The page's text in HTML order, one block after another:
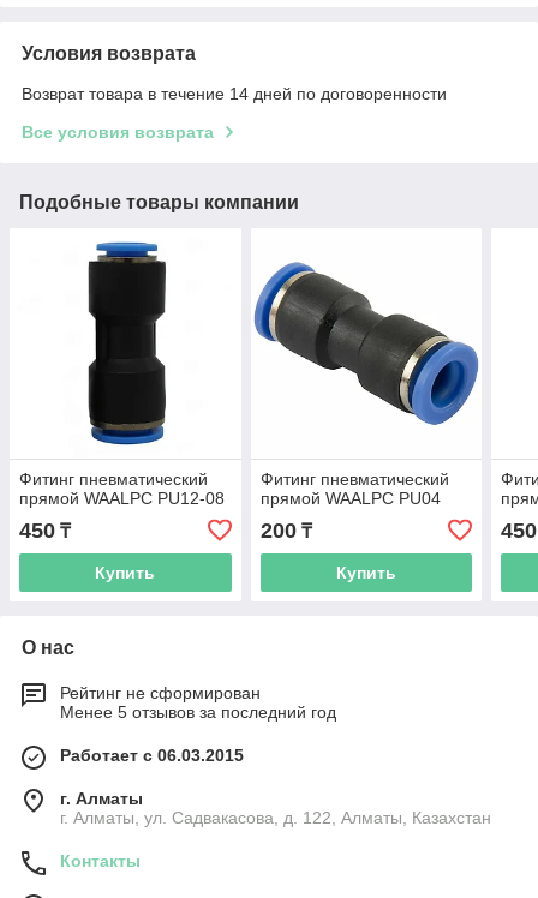
Условия возврата
Возврат товара в течение 14 дней по договоренности
Все условия возврата
Подобные товары компании
Фитинг пневматический
прямой WAALPC PU12-08
450 ₸
Купить
Фитинг пневматический
прямой WAALPC PU04
200₸
Купить
450
О нас
Рейтинг не сформирован
Менее 5 отзывов за последний год
Работает с 06.03.2015
г. Алматы
г. Алматы, ул. Садвакасова, д. 122, Алматы, Казахстан
Контакты